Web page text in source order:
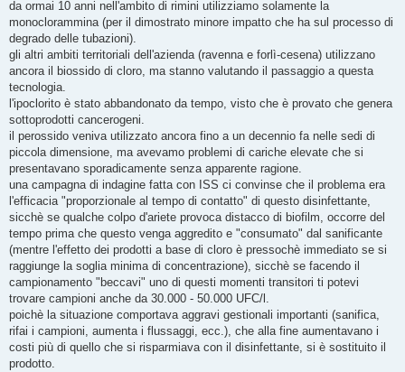
s
a
g
g
i
o
da ormai 10 anni nell'ambito di rimini utilizziamo solamente la
monoclorammina (per il dimostrato minore impatto che ha sul processo di
degrado delle tubazioni).
gli altri ambiti territoriali dell'azienda (ravenna e forlì-cesena) utilizzano
ancora il biossido di cloro, ma stanno valutando il passaggio a questa
tecnologia.
l'ipoclorito è stato abbandonato da tempo, visto che è provato che genera
sottoprodotti cancerogeni.
il perossido veniva utilizzato ancora fino a un decennio fa nelle sedi di
piccola dimensione, ma avevamo problemi di cariche elevate che si
presentavano sporadicamente senza apparente ragione.
una campagna di indagine fatta con ISS ci convinse che il problema era
l'efficacia "proporzionale al tempo di contatto" di questo disinfettante,
sicchè se qualche colpo d'ariete provoca distacco di biofilm, occorre del
tempo prima che questo venga aggredito e "consumato" dal sanificante
(mentre l'effetto dei prodotti a base di cloro è pressochè immediato se si
raggiunge la soglia minima di concentrazione), sicchè se facendo il
campionamento "beccavi" uno di questi momenti transitori ti potevi
trovare campioni anche da 30.000 - 50.000 UFC/l.
poichè la situazione comportava aggravi gestionali importanti (sanifica,
rifai i campioni, aumenta i flussaggi, ecc.), che alla fine aumentavano i
costi più di quello che si risparmiava con il disinfettante, si è sostituito il
prodotto.